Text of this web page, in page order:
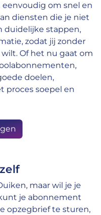
om snel en
diensten die je niet
duidelijke stappen,
zodat jij zonder
Of het nu gaat om
doelen,
proces soepel en
maar wil je je
je abonnement
opzegbrief te sturen,